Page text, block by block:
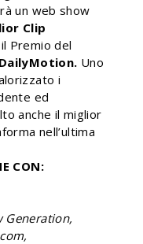
un web show
Clip
Premio del
DailyMotion. Uno
i
ed
anche il miglior
nell’ultima
CON:
Generation,